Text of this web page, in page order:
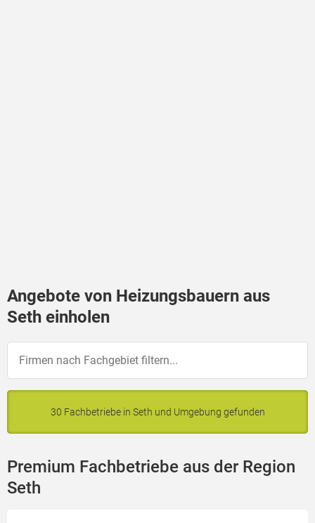
Angebote von Heizungsbauern aus
Seth einholen
30 Fachbetriebe in Seth und Umgebung gefunden
Premium Fachbetriebe aus der Region
Seth